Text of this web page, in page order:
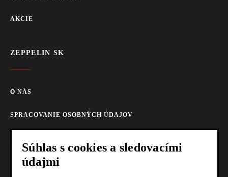
AKCIE
ZEPPELIN SK
O NÁS
SPRACOVANIE OSOBNÝCH ÚDAJOV
AKTUALITY
Súhlas s cookies a sledovacími
údajmi